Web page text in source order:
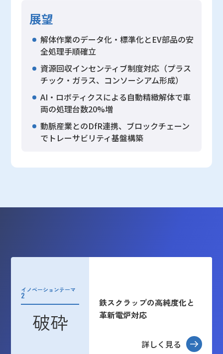
展望
解体作業のデータ化・標準化とEV部品の安
全処理手順確立
資源回収インセンティブ制度対応（プラス
チック・ガラス、コンソーシアム形成）
AI・ロボティクスによる自動精緻解体で車
両の処理台数20%増
動脈産業とのDfR連携、ブロックチェーン
でトレーサビリティ基盤構築
イノベーションテーマ
2
破砕
鉄スクラップの高純度化と
革新電炉対応
詳しく見る